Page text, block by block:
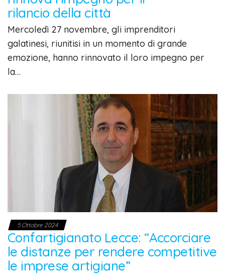
rilancio della città
Mercoledì 27 novembre, gli imprenditori
galatinesi, riunitisi in un momento di grande
emozione, hanno rinnovato il loro impegno per
la…
5 Ottobre 2024
Confartigianato Lecce: “Accorciare
le distanze per rendere competitive
le imprese artigiane”